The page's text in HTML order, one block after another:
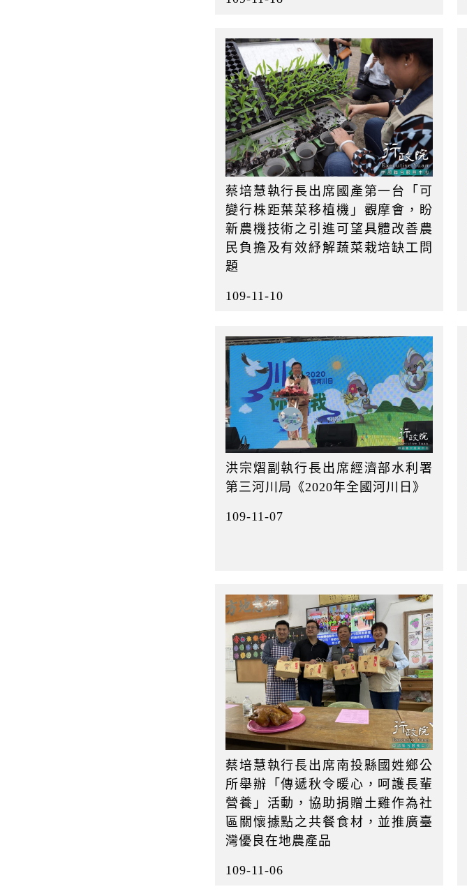
蔡培慧執行長出席國產第一台「可
變行株距葉菜移植機」觀摩會，盼
新農機技術之引進可望具體改善農
民負擔及有效紓解蔬菜栽培缺工問
題
109-11-10
洪宗熠副執行長出席經濟部水利署
第三河川局《2020年全國河川日》
109-11-07
蔡培慧執行長出席南投縣國姓鄉公
所舉辦「傳遞秋令暖心，呵護長輩
營養」活動，協助捐贈土雞作為社
區關懷據點之共餐食材，並推廣臺
灣優良在地農產品
109-11-06